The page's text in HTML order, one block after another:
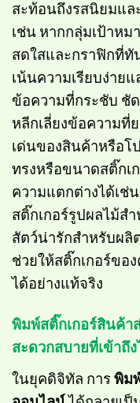
สะท้อนถึงรสนิยมแล
เช่น หากกลุ่มเป้าหม
สดใสและกราฟิกที่
เน้นความเรียบง่าย
ข้อความที่กระชับ ชั
หลีกเลี่ยงข้อความที่
เด่นของสินค้าหรือโ
ทรงหรือขนาดสติ๊กเ
ความแตกต่างได้เช่
สติ๊กเกอร์รูปผลไม้ส
สัตว์น่ารักสำหรับผ
ช่วยให้สติ๊กเกอร์ขอ
ได้อย่างแท้จริง
พิมพ์สติ๊กเกอร์สินค้า
สะดวกสบายที่เข้าถึง
ในยุคดิจิทัล การพิม